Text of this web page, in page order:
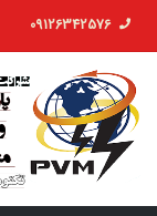
09126342576